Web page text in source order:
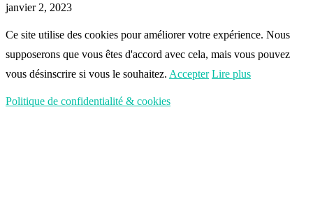
janvier 2, 2023
Ce site utilise des cookies pour améliorer votre expérience. Nous
supposerons que vous êtes d'accord avec cela, mais vous pouvez
vous désinscrire si vous le souhaitez. Accepter Lire plus
Politique de confidentialité & cookies